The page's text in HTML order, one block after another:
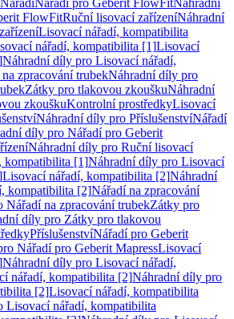
NářadíNářadí pro Geberit FlowFitNáhradní
FlowFitRuční lisovací zařízeníNáhradní
Lisovací nářadí, kompatibilita
nářadí, kompatibilita [1]Lisovací
Náhradní díly pro Lisovací nářadí,
zpracování trubekNáhradní díly pro
Zátky pro tlakovou zkouškuNáhradní
zkouškuKontrolní prostředkyLisovací
Náhradní díly pro PříslušenstvíNářadí
díly pro Nářadí pro Geberit
Náhradní díly pro Ruční lisovací
kompatibilita [1]Náhradní díly pro Lisovací
Lisovací nářadí, kompatibilita [2]Náhradní
kompatibilita [2]Nářadí na zpracování
Nářadí na zpracování trubekZátky pro
díly pro Zátky pro tlakovou
PříslušenstvíNářadí pro Geberit
Nářadí pro Geberit MapressLisovací
Náhradní díly pro Lisovací nářadí,
nářadí, kompatibilita [2]Náhradní díly pro
[2]Lisovací nářadí, kompatibilita
Lisovací nářadí, kompatibilita